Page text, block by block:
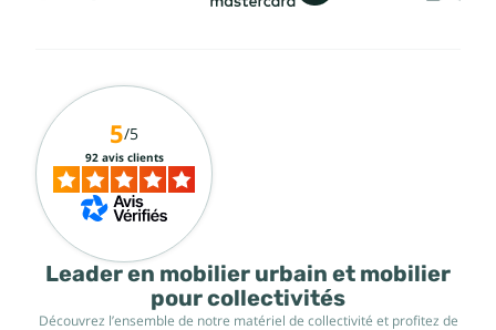
Leader en mobilier urbain et mobilier
pour collectivités
Découvrez l’ensemble de notre matériel de collectivité et profitez de
5/5
92 avis clients